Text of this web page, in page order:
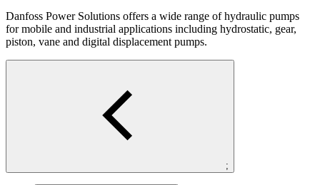
Danfoss Power Solutions offers a wide range of hydraulic pumps
for mobile and industrial applications including hydrostatic, gear,
piston, vane and digital displacement pumps.
;